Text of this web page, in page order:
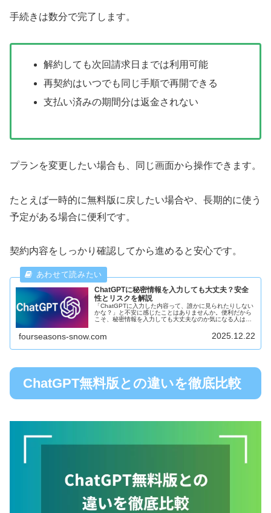
手続きは数分で完了します。
解約しても次回請求日までは利用可能
再契約はいつでも同じ手順で再開できる
支払い済みの期間分は返金されない
プランを変更したい場合も、同じ画面から操作できます。
たとえば一時的に無料版に戻したい場合や、長期的に使う
予定がある場合に便利です。
契約内容をしっかり確認してから進めると安心です。
ChatGPTに秘密情報を入力しても大丈夫？安全
性とリスクを解説
「ChatGPTに入力した内容って、誰かに見られたりしない
かな？」と不安に感じたことはありませんか。便利だから
こそ、秘密情報を入力しても大丈夫なのか気になる人は多
fourseasons-snow.com 2025.12.22
ChatGPT無料版との違いを徹底比較